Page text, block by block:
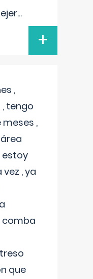
...
+
,
tengo
,
estoy
, ya
comba
que